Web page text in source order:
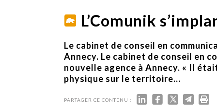
COLLECTIVITÉS
MARQUES
AGENCES
RETAIL
MÉDIAS
ÉVÉNEMENTIELS
L’Comunik
Le cabinet de conseil en
Annecy. Le cabinet de conseil en
nouvelle agence à Annecy. « Il
physique sur le territoire...
PARTAGER CE CONTENU :